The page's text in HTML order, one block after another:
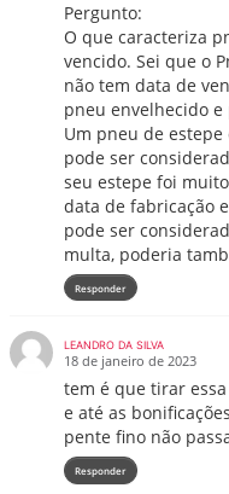
Pergunto:
O que caracteriza
vencido. Sei que o
não tem data de
pneu envelhecido
Um pneu de
pode ser
seu estepe foi
data de fabricação
pode ser
multa, poderia
Responder
LEANDRO DA SILVA
18 de janeiro de 2023
tem é que tirar
e até as
pente fino não
Responder